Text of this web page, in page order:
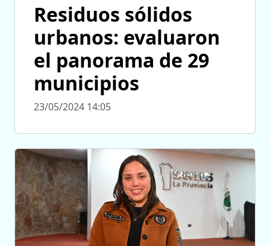
Residuos sólidos
urbanos: evaluaron
el panorama de 29
municipios
23/05/2024 14:05